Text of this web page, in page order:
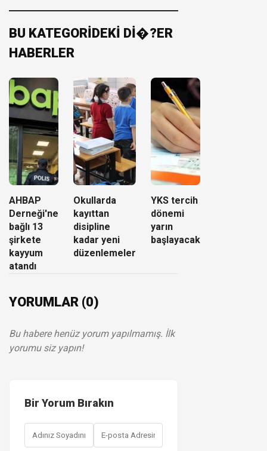
BU KATEGORİDEKİ Dİ�?ER
HABERLER
AHBAP
Derneği'ne
bağlı 13
şirkete
kayyum
atandı
Okullarda
kayıttan
disipline
kadar yeni
düzenlemeler
YKS tercih
dönemi
yarın
başlayacak
YORUMLAR (0)
Bu habere henüz yorum yapılmamış. İlk
yorumu siz yapın!
Bir Yorum Bırakın